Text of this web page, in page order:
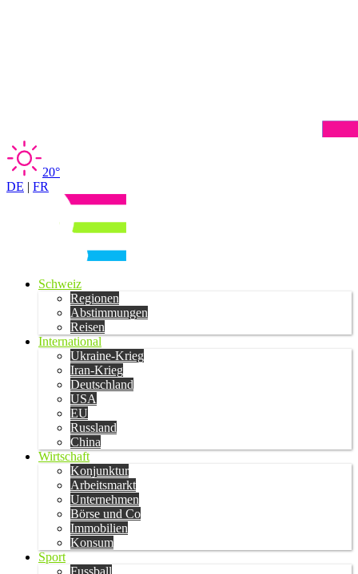
20°
DE | FR
Schweiz
Regionen
Abstimmungen
Reisen
International
Ukraine-Krieg
Iran-Krieg
Deutschland
USA
EU
Russland
China
Wirtschaft
Konjunktur
Arbeitsmarkt
Unternehmen
Börse und Co
Immobilien
Konsum
Sport
Fussball